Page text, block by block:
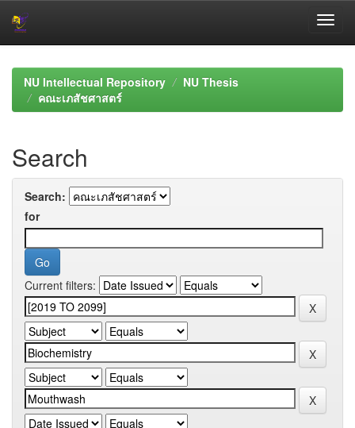
navigationNU Intellectual Repository
NU Thesis
คณะเภสัชศาสตร์
Search
Search:
for
Current filters: